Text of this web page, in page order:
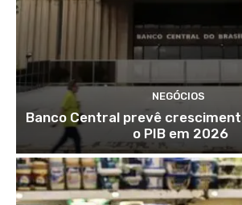
NEGÓCIOS
Banco Central prevê
o PIB em 2026